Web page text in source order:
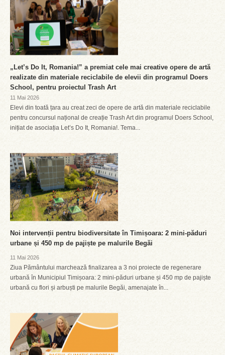
„Let’s Do It, Romania!” a premiat cele mai creative opere de artă
realizate din materiale reciclabile de elevii din programul Doers
School, pentru proiectul Trash Art
11 Mai 2026
Elevi din toată țara au creat zeci de opere de artă din materiale reciclabile
pentru concursul național de creație Trash Art din programul Doers School,
inițiat de asociația Let’s Do It, Romania!. Tema...
Noi intervenții pentru biodiversitate în Timișoara: 2 mini-păduri
urbane și 450 mp de pajiște pe malurile Begăi
11 Mai 2026
Ziua Pământului marchează finalizarea a 3 noi proiecte de regenerare
urbană în Municipiul Timișoara: 2 mini-păduri urbane și 450 mp de pajiște
urbană cu flori și arbuști pe malurile Begăi, amenajate în...